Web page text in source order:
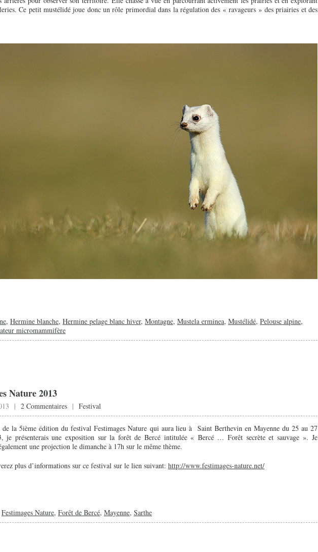
Ce petit mustélidé joue donc un rôle primordial dans la régulation des « ravageurs » des priairies et des
, Hermine blanche, Hermine pelage blanc hiver, Montagne, Mustela erminea, Mustélidé, Pelouse alpine,
micromammifère
Nature 2013
| 2 Commentaires | Festival
de la 5ième édition du festival Festimages Nature qui aura lieu à Saint Berthevin en Mayenne du 25 au 27
je présenterais une exposition sur la forêt de Bercé intitulée « Bercé … Forêt secrète et sauvage ». Je
une projection le dimanche à 17h sur le même thème.
plus d’informations sur ce festival sur le lien suivant: http://www.festimages-nature.net/
Festimages Nature, Forêt de Bercé, Mayenne, Sarthe